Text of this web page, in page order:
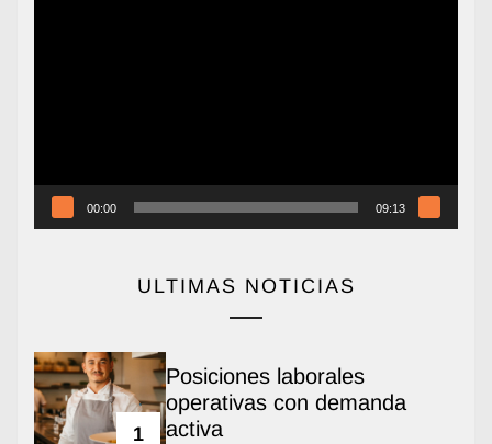
00:00 09:13
ULTIMAS NOTICIAS
1
Posiciones laborales
operativas con demanda
activa